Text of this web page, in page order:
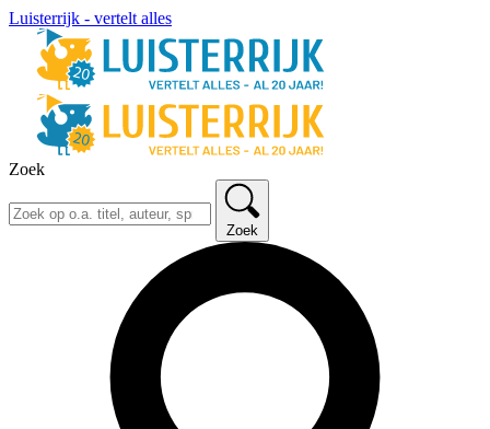
Luisterrijk - vertelt alles
Zoek
Zoek